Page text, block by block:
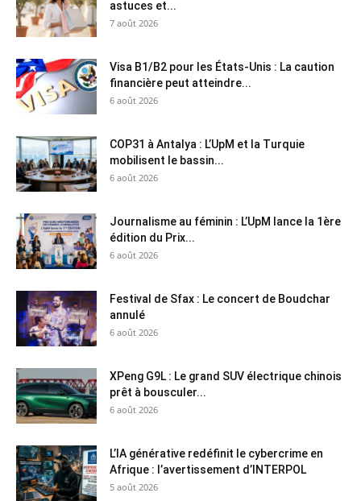
astuces et...
7 août 2026
Visa B1/B2 pour les États-Unis : La caution
financière peut atteindre...
6 août 2026
COP31 à Antalya : L’UpM et la Turquie
mobilisent le bassin...
6 août 2026
Journalisme au féminin : L’UpM lance la 1ère
édition du Prix...
6 août 2026
Festival de Sfax : Le concert de Boudchar
annulé
6 août 2026
XPeng G9L : Le grand SUV électrique chinois
prêt à bousculer...
6 août 2026
L’IA générative redéfinit le cybercrime en
Afrique : l’avertissement d’INTERPOL
5 août 2026